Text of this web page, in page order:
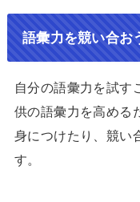
語彙力を競い合お
自分の語彙力を試す
供の語彙力を高める
身につけたり、競い
す。